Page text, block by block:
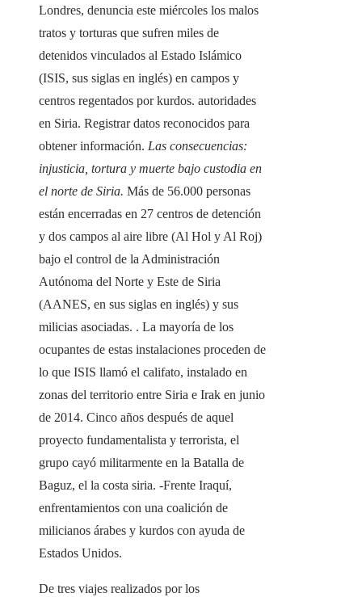
Londres, denuncia este miércoles los malos
tratos y torturas que sufren miles de
detenidos vinculados al Estado Islámico
(ISIS, sus siglas en inglés) en campos y
centros regentados por kurdos. autoridades
en Siria. Registrar datos reconocidos para
obtener información. Las consecuencias:
injusticia, tortura y muerte bajo custodia en
el norte de Siria. Más de 56.000 personas
están encerradas en 27 centros de detención
y dos campos al aire libre (Al Hol y Al Roj)
bajo el control de la Administración
Autónoma del Norte y Este de Siria
(AANES, en sus siglas en inglés) y sus
milicias asociadas. . La mayoría de los
ocupantes de estas instalaciones proceden de
lo que ISIS llamó el califato, instalado en
zonas del territorio entre Siria e Irak en junio
de 2014. Cinco años después de aquel
proyecto fundamentalista y terrorista, el
grupo cayó militarmente en la Batalla de
Baguz, el la costa siria. -Frente Iraquí,
enfrentamientos con una coalición de
milicianos árabes y kurdos con ayuda de
Estados Unidos.
De tres viajes realizados por los